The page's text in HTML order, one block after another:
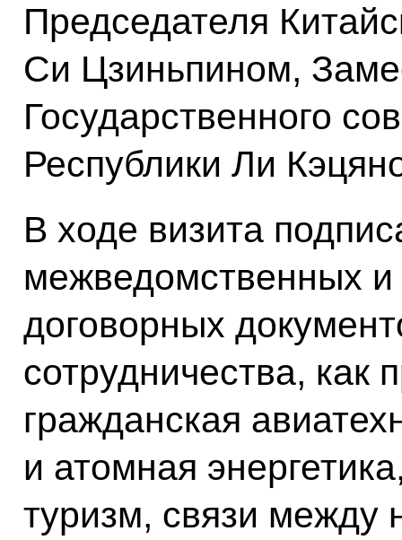
Председателя
Си Цзиньпином,
Государственного
Республики Ли
В ходе визита
межведомственных
договорных
сотрудничества,
гражданская
и атомная
туризм, связи между